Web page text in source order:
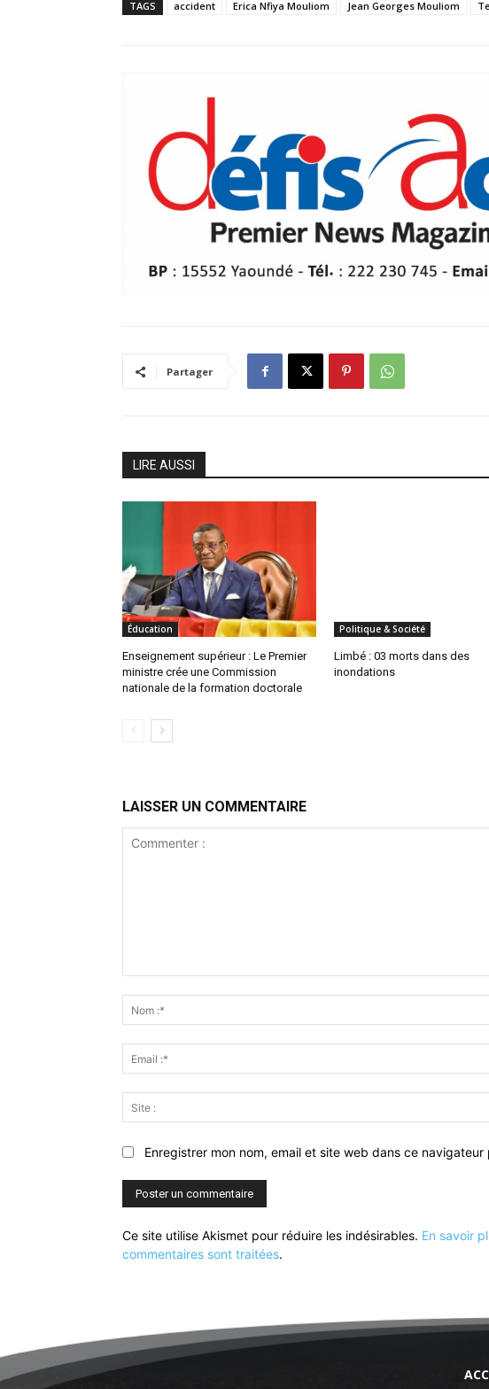
TAGS accident Erica Nfiya Mouliom Jean Georges Mouliom
Partager
LIRE AUSSI
Éducation
Enseignement supérieur : Le Premier
ministre crée une Commission
nationale de la formation doctorale
Politique & Société
Limbé : 03 morts dans des
inondations
LAISSER UN COMMENTAIRE
Enregistrer mon nom, email et site web dans ce
Ce site utilise Akismet pour réduire les indésirables. En savoir
commentaires sont traitées.